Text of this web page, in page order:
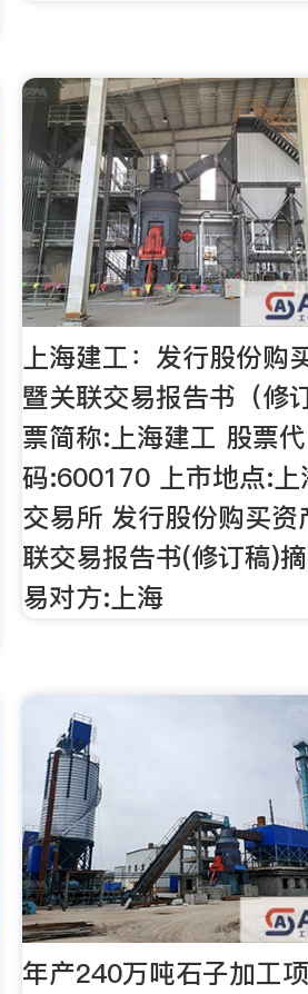
上海建工：发行股份购
暨关联交易报告书（修
票简称:上海建工 股票代
码:600170 上市地点:上
交易所 发行股份购买资
联交易报告书(修订稿)
易对方:上海
年产240万吨石子加工